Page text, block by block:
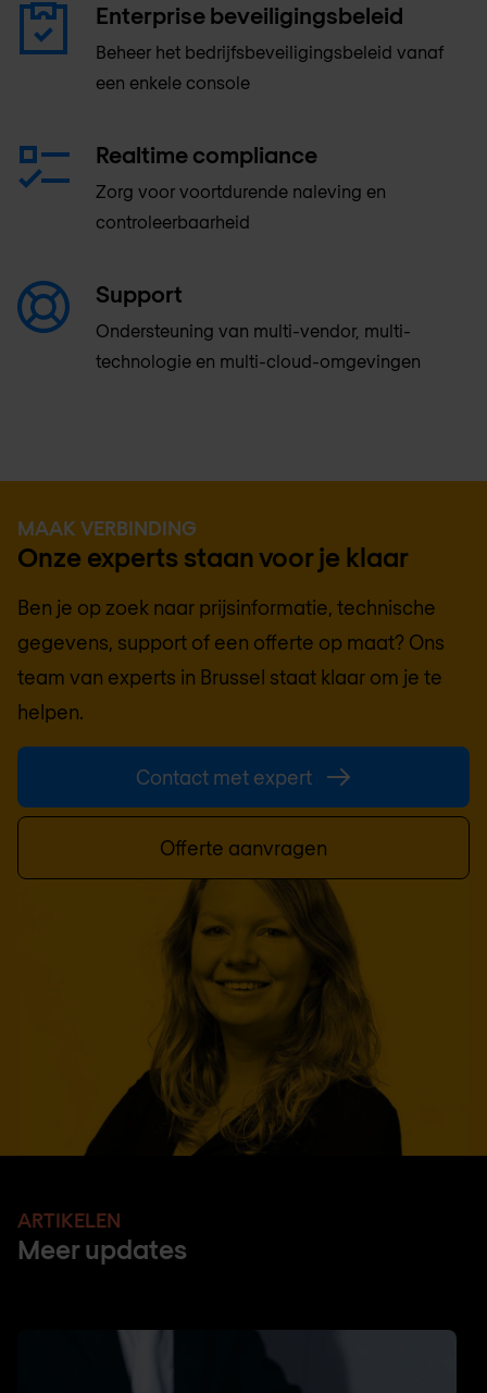
Enterprise beveiligingsbeleid
Beheer het bedrijfsbeveiligingsbeleid vanaf
een enkele console
Realtime compliance
Zorg voor voortdurende naleving en
controleerbaarheid
Support
Ondersteuning van multi-vendor, multi-
technologie en multi-cloud-omgevingen
MAAK VERBINDING
Onze experts staan voor je klaar
Ben je op zoek naar prijsinformatie, technische
gegevens, support of een offerte op maat? Ons
team van experts in Brussel staat klaar om je te
helpen.
Contact met expert
Offerte aanvragen
ARTIKELEN
Meer updates